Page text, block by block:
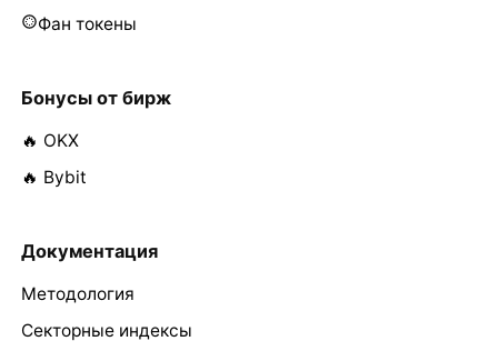
Фан токены
Бонусы от бирж
🔥 OKX
🔥 Bybit
Документация
Методология
Секторные индексы